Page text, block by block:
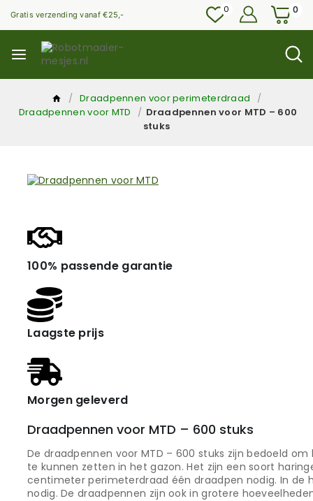
Gratis verzending vanaf €25,- 0 0
/ Draadpennen voor perimeterdraad
/
Draadpennen voor MTD
/ Draadpennen voor MTD – 600
stuks
100% passende garantie
Laagste prijs
Morgen geleverd
Draadpennen voor MTD – 600 stuks
De draadpennen voor MTD – 600 stuks zijn bedoeld
te kunnen zetten in het gazon. Het zijn een soort
centimeter perimeterdraad één draadpen nodig. In de
nodig. De draadpennen zijn ook in grotere